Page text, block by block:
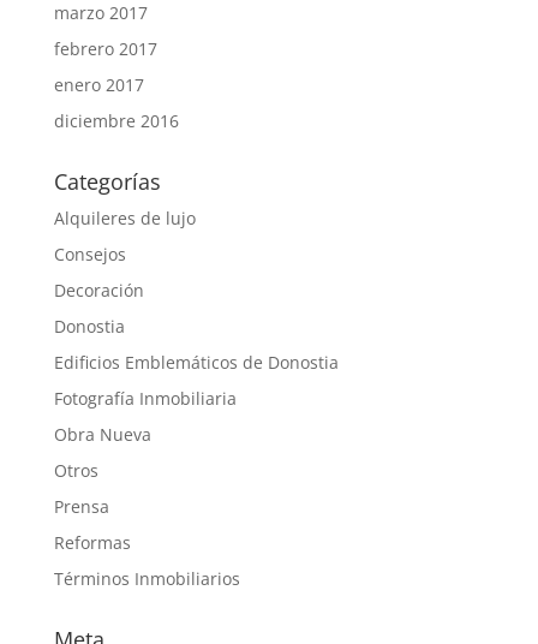
marzo 2017
febrero 2017
enero 2017
diciembre 2016
Categorías
Alquileres de lujo
Consejos
Decoración
Donostia
Edificios Emblemáticos de Donostia
Fotografía Inmobiliaria
Obra Nueva
Otros
Prensa
Reformas
Términos Inmobiliarios